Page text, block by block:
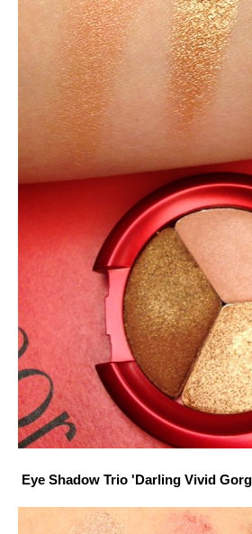
Eye Shadow Trio 'Darling Vivid